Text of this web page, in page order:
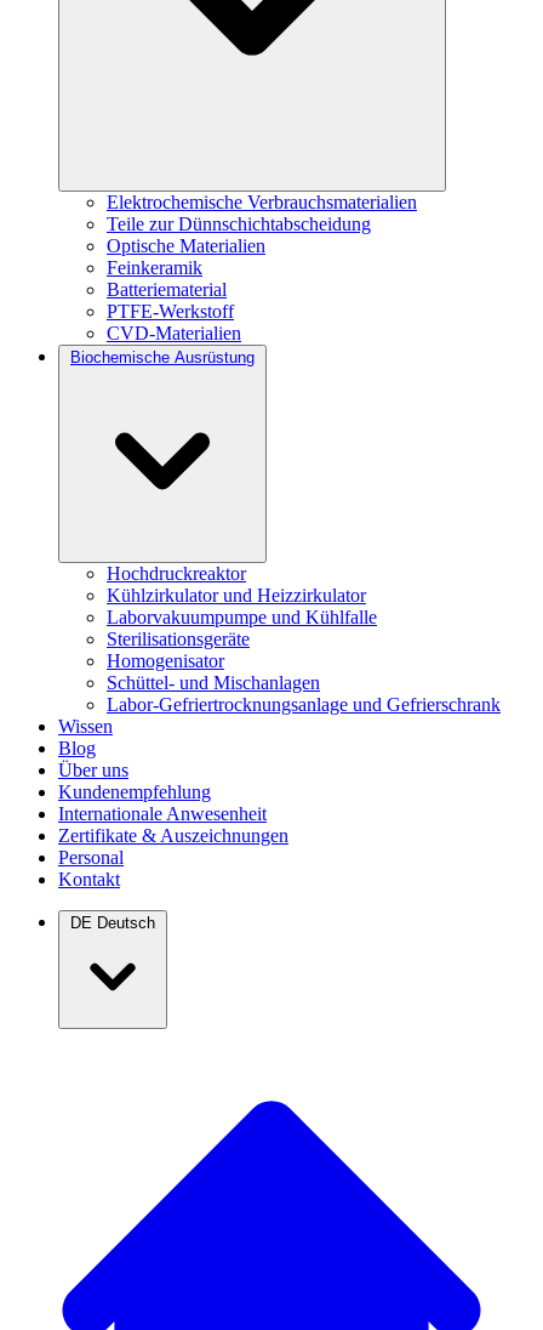
Elektrochemische Verbrauchsmaterialien
Teile zur Dünnschichtabscheidung
Optische Materialien
Feinkeramik
Batteriematerial
PTFE-Werkstoff
CVD-Materialien
Biochemische Ausrüstung
Hochdruckreaktor
Kühlzirkulator und Heizzirkulator
Laborvakuumpumpe und Kühlfalle
Sterilisationsgeräte
Homogenisator
Schüttel- und Mischanlagen
Labor-Gefriertrocknungsanlage und Gefrierschrank
Wissen
Blog
Über uns
Kundenempfehlung
Internationale Anwesenheit
Zertifikate & Auszeichnungen
Personal
Kontakt
DE Deutsch